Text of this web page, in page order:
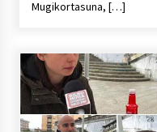
2026/
Mugikortasuna, […]